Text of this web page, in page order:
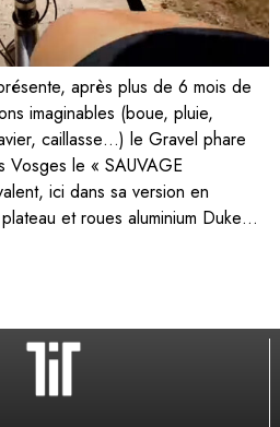
après plus de 6 mois de
imaginables (boue, pluie,
caillasse…) le Gravel phare
Vosges le « SAUVAGE
ici dans sa version en
et roues aluminium Duke…